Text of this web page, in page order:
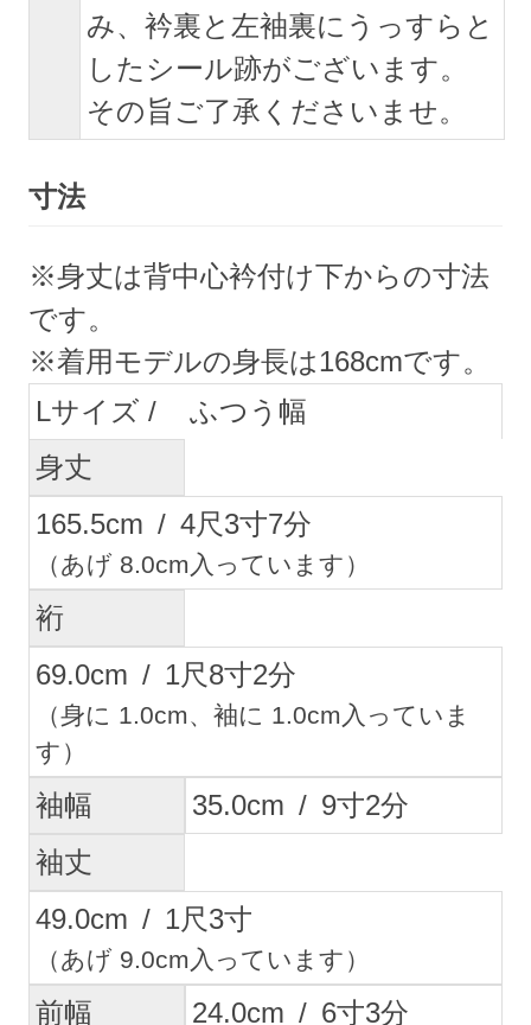
み、衿裏と左袖裏にうっすらと
したシール跡がございます。
その旨ご了承くださいませ。
寸法
※身丈は背中心衿付け下からの寸法
です。
※着用モデルの身長は168cmです。
L
ふつう幅
身丈
165.5cm / 4尺3寸7分
（あげ 8.0cm入っています）
裄
69.0cm / 1尺8寸2分
（身に 1.0cm、袖に 1.0cm入っていま
す）
袖幅 35.0cm / 9寸2分
袖丈
49.0cm / 1尺3寸
（あげ 9.0cm入っています）
前幅 24.0cm / 6寸3分